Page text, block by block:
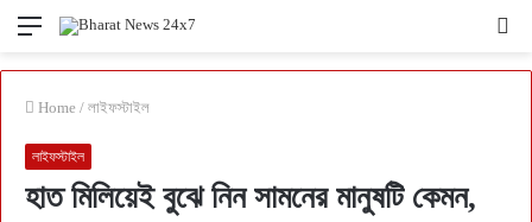
Menu
Home / লাইফস্টাইল
লাইফস্টাইল
হাত মিলিয়েই বুঝে নিন সামনের মানুষটি কেমন,